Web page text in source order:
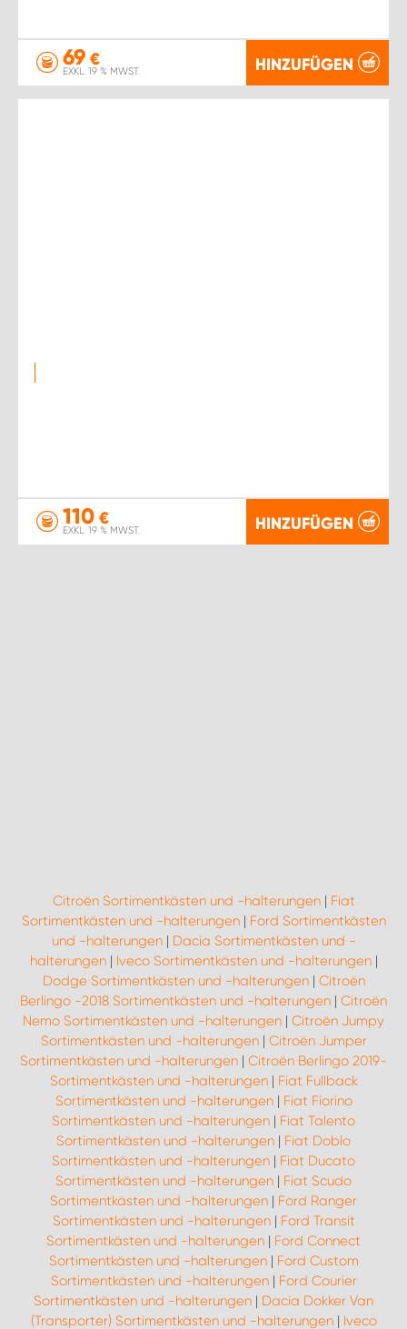
69 €
EXKL. 19 % MWST. HINZUFÜGEN
110 €
EXKL. 19 % MWST. HINZUFÜGEN
Citroën Sortimentkästen und -halterungen| Fiat
Sortimentkästen und -halterungen| Ford Sortimentkästen
und -halterungen| Dacia Sortimentkästen und -
halterungen| Iveco Sortimentkästen und -halterungen|
Dodge Sortimentkästen und -halterungen| Citroën
Berlingo -2018 Sortimentkästen und -halterungen | Citroën
Nemo Sortimentkästen und -halterungen | Citroën Jumpy
Sortimentkästen und -halterungen| Citroën Jumper
Sortimentkästen und -halterungen | Citroën Berlingo 2019-
Sortimentkästen und -halterungen| Fiat Fullback
Sortimentkästen und -halterungen| Fiat Fiorino
Sortimentkästen und -halterungen | Fiat Talento
Sortimentkästen und -halterungen | Fiat Doblo
Sortimentkästen und -halterungen | Fiat Ducato
Sortimentkästen und -halterungen | Fiat Scudo
Sortimentkästen und -halterungen | Ford Ranger
Sortimentkästen und -halterungen| Ford Transit
Sortimentkästen und -halterungen | Ford Connect
Sortimentkästen und -halterungen| Ford Custom
Sortimentkästen und -halterungen| Ford Courier
Sortimentkästen und -halterungen | Dacia Dokker Van
(Transporter) Sortimentkästen und -halterungen| Iveco